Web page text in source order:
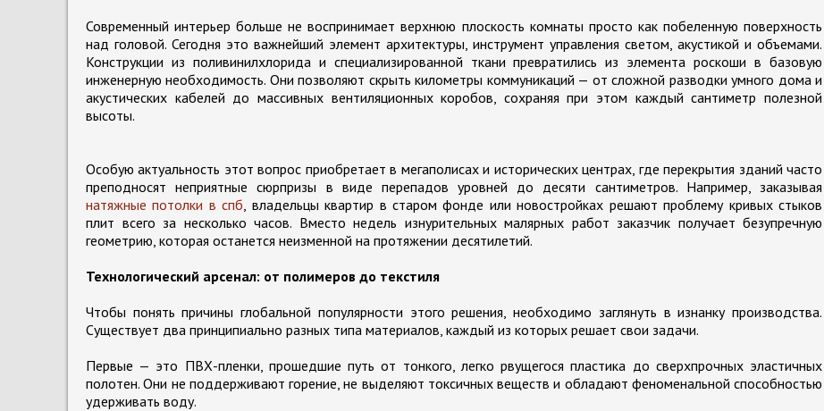
Современный интерьер больше не воспринимает верхнюю плоскость комнаты просто как побеленную поверхность
над головой. Сегодня это важнейший элемент архитектуры, инструмент управления светом, акустикой и объемами.
Конструкции из поливинилхлорида и специализированной ткани превратились из элемента роскоши в базовую
инженерную необходимость. Они позволяют скрыть километры коммуникаций — от сложной разводки умного дома и
акустических кабелей до массивных вентиляционных коробов, сохраняя при этом каждый сантиметр полезной
высоты.
Особую актуальность этот вопрос приобретает в мегаполисах и исторических центрах, где перекрытия зданий часто
преподносят неприятные сюрпризы в виде перепадов уровней до десяти сантиметров. Например, заказывая
натяжные потолки в спб , владельцы квартир в старом фонде или новостройках решают проблему кривых стыков
плит всего за несколько часов. Вместо недель изнурительных малярных работ заказчик получает безупречную
геометрию, которая останется неизменной на протяжении десятилетий.
Технологический арсенал: от полимеров до текстиля
Чтобы понять причины глобальной популярности этого решения, необходимо заглянуть в изнанку производства.
Существует два принципиально разных типа материалов, каждый из которых решает свои задачи.
Первые — это ПВХ-пленки, прошедшие путь от тонкого, легко рвущегося пластика до сверхпрочных эластичных
полотен. Они не поддерживают горение, не выделяют токсичных веществ и обладают феноменальной способностью
удерживать воду.